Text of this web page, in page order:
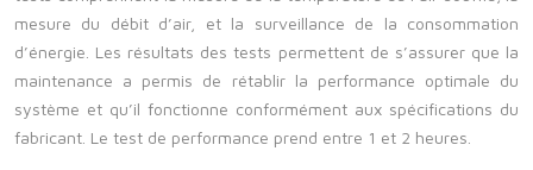
mesure du débit d’air, et la surveillance de la consommation
d’énergie. Les résultats des tests permettent de s’assurer que la
maintenance a permis de rétablir la performance optimale du
système et qu’il fonctionne conformément aux spécifications du
fabricant. Le test de performance prend entre 1 et 2 heures.